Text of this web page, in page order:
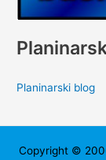
Planinarski blog
Copyright ©